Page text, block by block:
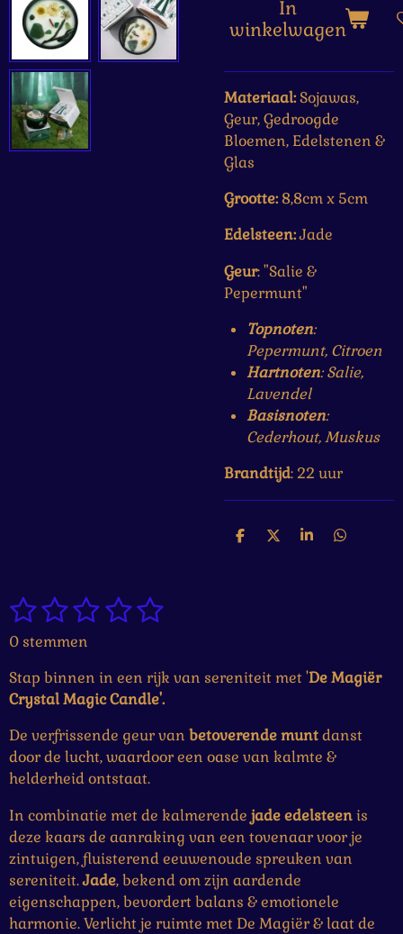
In
winkelwagen
Materiaal:Sojawas,
Geur, Gedroogde
Bloemen, Edelstenen &
Glas
Grootte: 8,8cm x 5cm
Edelsteen:Jade
Geur: "Salie &
Pepermunt"
Topnoten:
Pepermunt, Citroen
Hartnoten: Salie,
Lavendel
Basisnoten:
Cederhout, Muskus
Brandtijd: 22 uur
D
D
S
D
R
a
t
i
n
:
0
s
e
r
r
e
n
1
s
t
e
r
2
s
t
e
r
r
e
n
3
s
t
e
r
r
e
n
4
t
e
r
r
e
n
5
t
e
r
r
e
n
S
m
e
0 stemmen
Stap binnen in een rijk van sereniteit met 'De Magiër
Crystal Magic Candle'.
De verfrissende geur van betoverendemuntdanst
door de lucht, waardoor een oase van kalmte &
helderheid ontstaat.
In combinatie met de kalmerende jadeedelsteenis
deze kaars de aanraking van een tovenaar voor je
zintuigen, fluisterend eeuwenoude spreuken van
sereniteit.Jade, bekend om zijn aardende
eigenschappen, bevordert balans & emotionele
harmonie. Verlicht je ruimte met De Magiër & laat de